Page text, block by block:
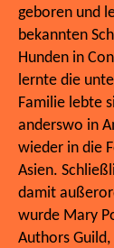
geboren und
bekannten
Hunden in
lernte die
Familie lebte
anderswo in
wieder in die
Asien.
damit
wurde Mary
Authors